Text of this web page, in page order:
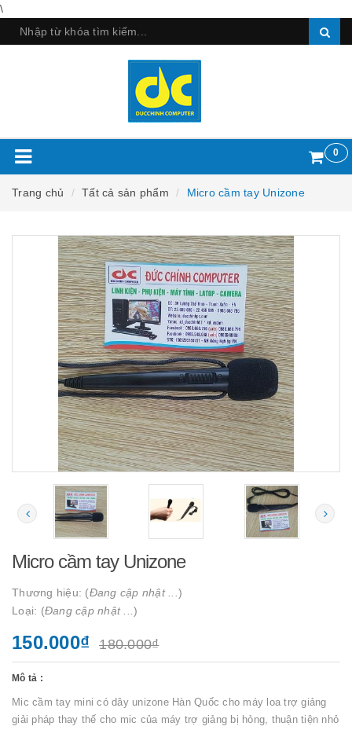
\
0
Trang chủ Tất cả sản phẩm Micro cầm tay Unizone
Micro cầm tay Unizone
Thương hiệu: (Đang cập nhật ... )
Loại: (Đang cập nhật ... )
150.000₫ 180.000₫
Mô tả :
Mic cầm tay mini có dây unizone Hàn Quốc cho máy loa trợ giảng
giải pháp thay thế cho mic của máy trợ giảng bị hỏng, thuận tiện nhỏ